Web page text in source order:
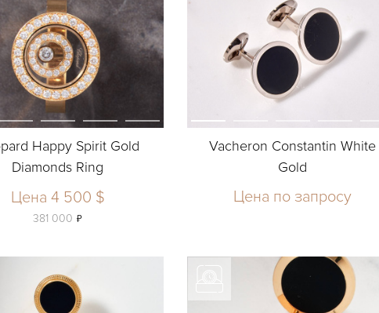
Happy Spirit Gold
Diamonds Ring
Цена 4 500 $
381 000 ь
Vacheron Constantin White
Gold
Цена по запросу